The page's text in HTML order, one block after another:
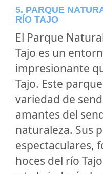
5. PARQUE
RÍO TAJO
El Parque
Tajo es un
impresionante
Tajo. Este
variedad de
amantes del
naturaleza. Sus
espectaculares,
hoces del río